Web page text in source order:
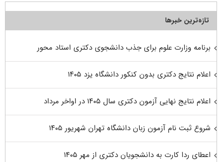
تازه‌ترین خبرها
برنامه وزارت علوم برای جذب دانشجوی دکتری استاد محور
اعلام نتایج دکتری بدون کنکور دانشگاه یزد ۱۴۰۵
اعلام نتایج نهایی آزمون دکتری سال ۱۴۰۵ در اواخر مرداد
شروع ثبت نام آزمون زبان دانشگاه تهران شهریور ۱۴۰۵
اعطای ردا کارت به دانشجویان دکتری از مهر ۱۴۰۵